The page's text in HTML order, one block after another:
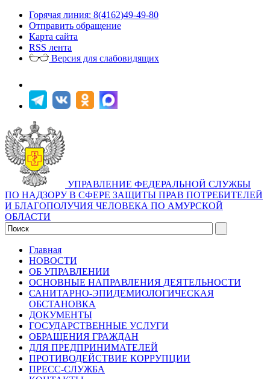
Горячая линия: 8(4162)49-49-80
Отправить обращение
Карта сайта
RSS лента
Версия для слабовидящих
УПРАВЛЕНИЕ ФЕДЕРАЛЬНОЙ СЛУЖБЫ
ПО НАДЗОРУ В СФЕРЕ ЗАЩИТЫ ПРАВ ПОТРЕБИТЕЛЕЙ
И БЛАГОПОЛУЧИЯ ЧЕЛОВЕКА ПО АМУРСКОЙ
ОБЛАСТИ
Главная
НОВОСТИ
ОБ УПРАВЛЕНИИ
ОСНОВНЫЕ НАПРАВЛЕНИЯ ДЕЯТЕЛЬНОСТИ
САНИТАРНО-ЭПИДЕМИОЛОГИЧЕСКАЯ
ОБСТАНОВКА
ДОКУМЕНТЫ
ГОСУДАРСТВЕННЫЕ УСЛУГИ
ОБРАЩЕНИЯ ГРАЖДАН
ДЛЯ ПРЕДПРИНИМАТЕЛЕЙ
ПРОТИВОДЕЙСТВИЕ КОРРУПЦИИ
ПРЕСС-СЛУЖБА